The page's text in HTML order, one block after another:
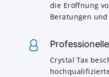
die Eröffnung
Beratungen
Crystal Tax